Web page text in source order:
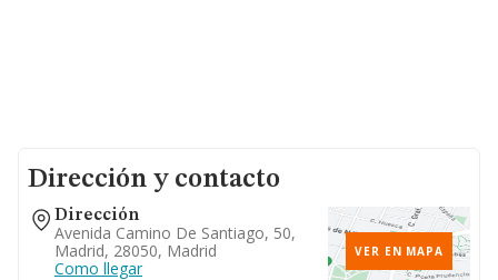
Dirección y contacto
Dirección
Avenida Camino De Santiago, 50,
Madrid, 28050, Madrid
Como llegar
VER EN MAPA